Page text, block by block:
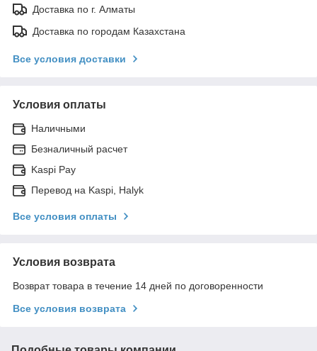
Доставка по г. Алматы
Доставка по городам Казахстана
Все условия доставки
Условия оплаты
Наличными
Безналичный расчет
Kaspi Pay
Перевод на Kaspi, Halyk
Все условия оплаты
Условия возврата
Возврат товара в течение 14 дней по договоренности
Все условия возврата